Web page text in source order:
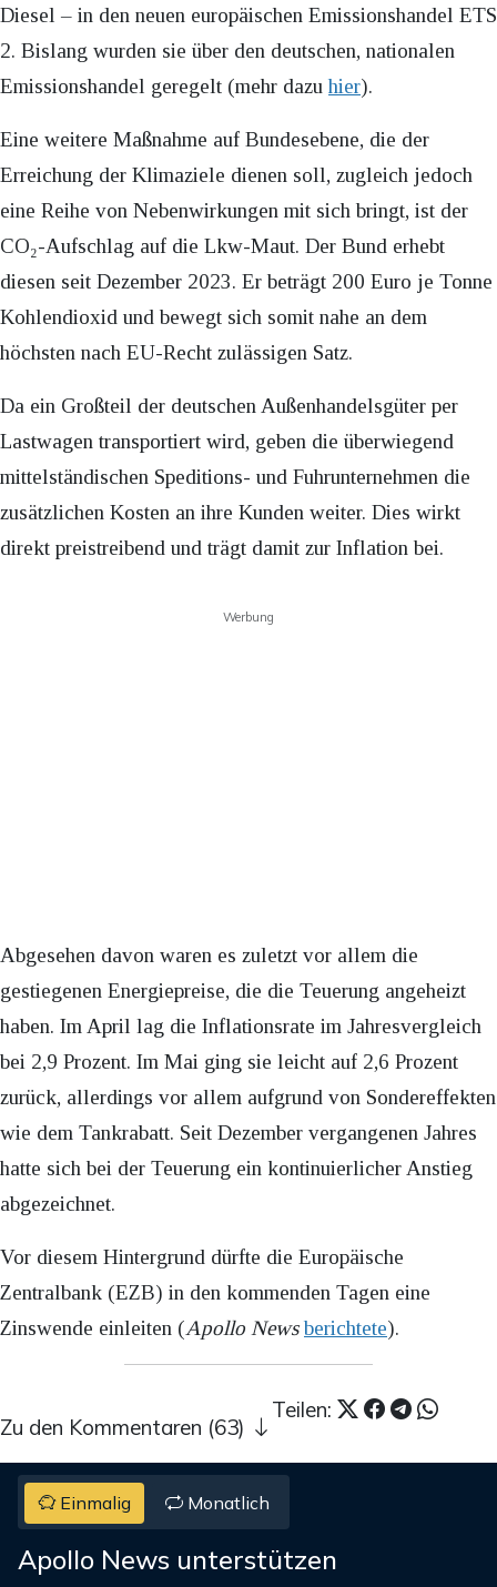
Diesel – in den neuen europäischen Emissionshandel ETS
2. Bislang wurden sie über den deutschen, nationalen
Emissionshandel geregelt (mehr dazuhier).
Eine weitere Maßnahme auf Bundesebene, die der
Erreichung der Klimaziele dienen soll, zugleich jedoch
eine Reihe von Nebenwirkungen mit sich bringt, ist der
CO₂-Aufschlag auf die Lkw-Maut. Der Bund erhebt
diesen seit Dezember 2023. Er beträgt 200 Euro je Tonne
Kohlendioxid und bewegt sich somit nahe an dem
höchsten nach EU-Recht zulässigen Satz.
Da ein Großteil der deutschen Außenhandelsgüter per
Lastwagen transportiert wird, geben die überwiegend
mittelständischen Speditions- und Fuhrunternehmen die
zusätzlichen Kosten an ihre Kunden weiter. Dies wirkt
direkt preistreibend und trägt damit zur Inflation bei.
Werbung
Abgesehen davon waren es zuletzt vor allem die
gestiegenen Energiepreise, die die Teuerung angeheizt
haben. Im April lag die Inflationsrate im Jahresvergleich
bei 2,9 Prozent. Im Mai ging sie leicht auf 2,6 Prozent
zurück, allerdings vor allem aufgrund von Sondereffekten
wie dem Tankrabatt. Seit Dezember vergangenen Jahres
hatte sich bei der Teuerung ein kontinuierlicher Anstieg
abgezeichnet.
Vor diesem Hintergrund dürfte die Europäische
Zentralbank (EZB) in den kommenden Tagen eine
Zinswende einleiten (Apollo News berichtete).
Teilen:
Zu den Kommentaren (63)
Einmalig Monatlich
Apollo News unterstützen